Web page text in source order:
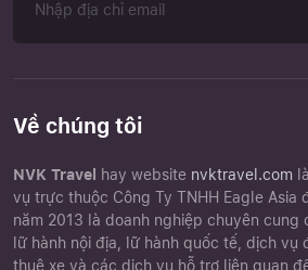
Về chúng tôi
NVK Travel hay website nvktravel.com
vụ trực thuộc Công Ty TNHH Eagle Asia
năm 2013 là doanh nghiệp chuyên cung
lữ hành nội địa, lữ hành quốc tế, dịch vụ
thuê xe và các dịch vụ hỗ trợ liên quan